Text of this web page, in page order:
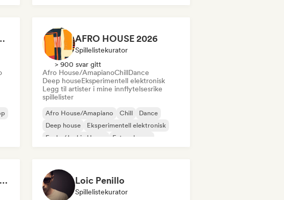
Ugg’A) AFRO HOUSE 2026
Spillelistekurator
> 900 svar gitt
Afro House/AmapianoChillDance
Deep houseEksperimentell elektronisk
Legg til artister i mine innflytelsesrike
spillelister
Afro House/Amapiano Chill
Dance
Deep house
Eksperimentell elektronisk
Funky/Jackin House
Future house
SUMMER SUNSET | BEACH BAR 2026 Loic Penillo
Spillelistekurator